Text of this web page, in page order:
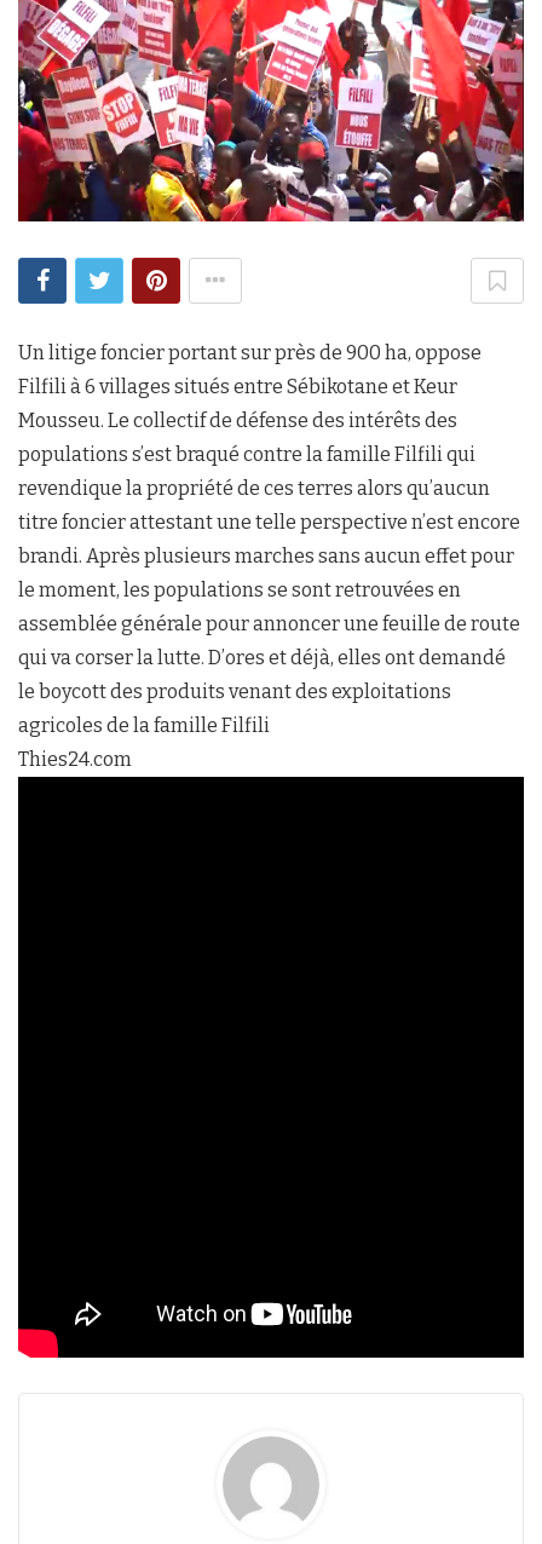
Un litige foncier portant sur près de 900 ha, oppose
Filfili à 6 villages situés entre Sébikotane et Keur
Mousseu. Le collectif de défense des intérêts des
populations s’est braqué contre la famille Filfili qui
revendique la propriété de ces terres alors qu’aucun
titre foncier attestant une telle perspective n’est encore
brandi. Après plusieurs marches sans aucun effet pour
le moment, les populations se sont retrouvées en
assemblée générale pour annoncer une feuille de route
qui va corser la lutte. D’ores et déjà, elles ont demandé
le boycott des produits venant des exploitations
agricoles de la famille Filfili
Thies24.com